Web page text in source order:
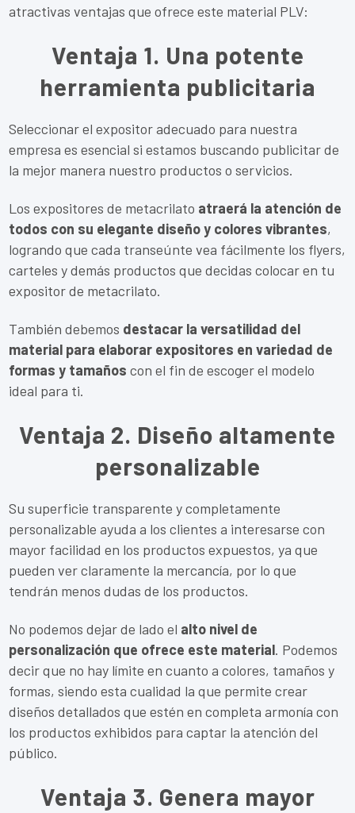
atractivas ventajas que ofrece este material PLV:
Ventaja 1. Una potente
herramienta publicitaria
Seleccionar el expositor adecuado para nuestra
empresa es esencial si estamos buscando publicitar de
la mejor manera nuestro productos o servicios.
Los expositores de metacrilato atraerá la atención de
todos con su elegante diseño y colores vibrantes,
logrando que cada transeúnte vea fácilmente los flyers,
carteles y demás productos que decidas colocar en tu
expositor de metacrilato.
También debemos destacar la versatilidad del
material para elaborar expositores en variedad de
formas y tamaños con el fin de escoger el modelo
ideal para ti.
Ventaja 2. Diseño altamente
personalizable
Su superficie transparente y completamente
personalizable ayuda a los clientes a interesarse con
mayor facilidad en los productos expuestos, ya que
pueden ver claramente la mercancía, por lo que
tendrán menos dudas de los productos.
No podemos dejar de lado el alto nivel de
personalización que ofrece este material. Podemos
decir que no hay límite en cuanto a colores, tamaños y
formas, siendo esta cualidad la que permite crear
diseños detallados que estén en completa armonía con
los productos exhibidos para captar la atención del
público.
Ventaja 3. Genera mayor